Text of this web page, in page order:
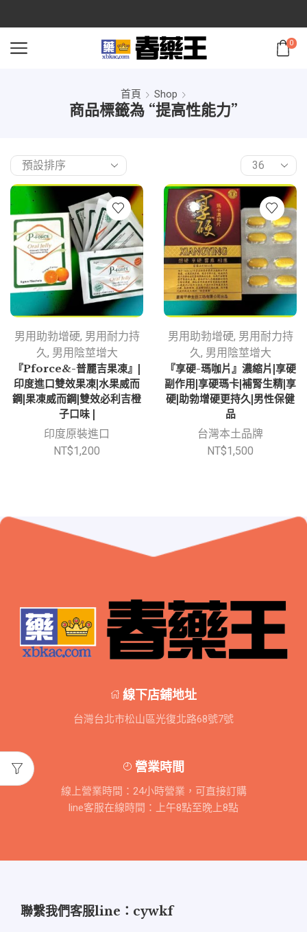
0
首頁 Shop
商品標籤為 “提高性能力”
男用助勃增硬, 男用耐力持
久, 男用陰莖增大
『Pforce&-普麗吉果凍』|
印度進口雙效果凍|水果威而
鋼|果凍威而鋼|雙效必利吉橙
子口味 |
印度原裝進口
NT$1,200
男用助勃增硬, 男用耐力持
久, 男用陰莖增大
『享硬-瑪咖片』濃縮片|享硬
副作用|享硬瑪卡|補腎生精|享
硬|助勃增硬更持久|男性保健
品
台灣本土品牌
NT$1,500
線下店鋪地址
台灣台北市松山區光復北路68號7號
營業時間
線上營業時間：24小時營業，可直接訂購
line客服在線時間：上午8點至晚上8點
聯繫我們客服line：cywkf